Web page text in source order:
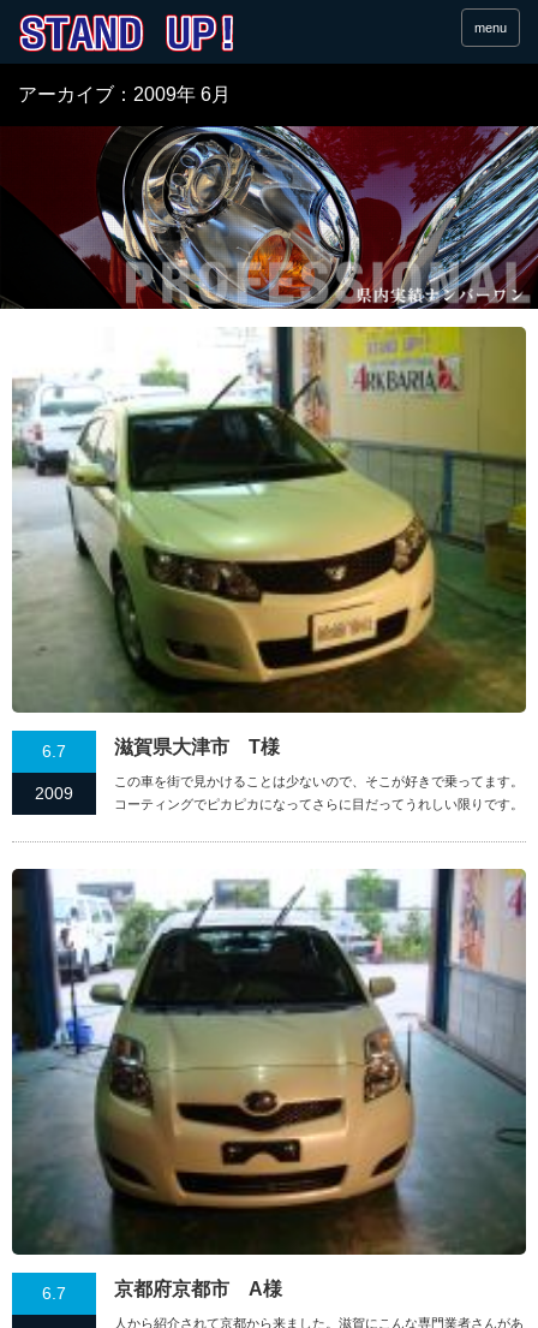
menu
アーカイブ：2009年 6月
6.7
2009
滋賀県大津市 T様
この車を街で見かけることは少ないので、そこが好きで乗ってます。
コーティングでピカピカになってさらに目だってうれしい限りです。
6.7 京都府京都市 A様
人から紹介されて京都から来ました。滋賀にこんな専門業者さんがあ